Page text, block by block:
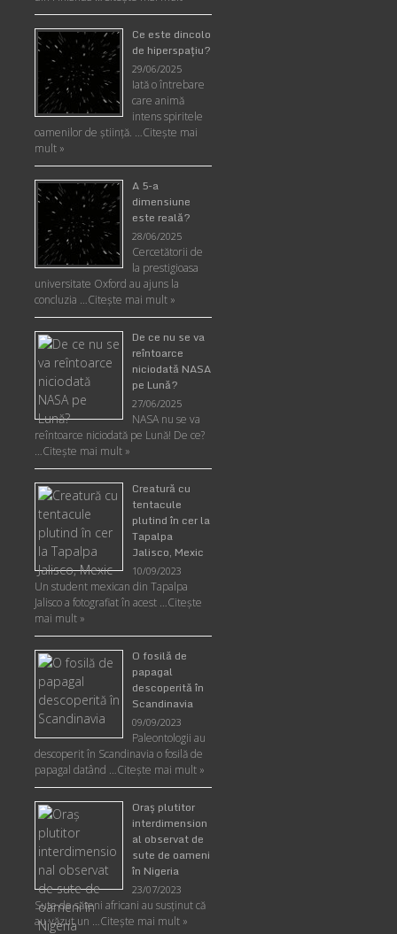
Ce este dincolo
de hiperspaţiu?
29/06/2025
Iată o întrebare
care animă
intens spiritele
oamenilor de ştiinţă. …Citește mai
mult »
A 5-a
dimensiune
este reală?
28/06/2025
Cercetătorii de
la prestigioasa
universitate Oxford au ajuns la
concluzia …Citește mai mult »
De ce nu se va
reîntoarce
niciodată NASA
pe Lună?
27/06/2025
NASA nu se va
reîntoarce niciodată pe Lună! De ce?
…Citește mai mult »
Creatură cu
tentacule
plutind în cer la
Tapalpa
Jalisco, Mexic
10/09/2023
Un student mexican din Tapalpa
Jalisco a fotografiat în acest …Citește
mai mult »
O fosilă de
papagal
descoperită în
Scandinavia
09/09/2023
Paleontologii au
descoperit în Scandinavia o fosilă de
papagal datând …Citește mai mult »
Oraş plutitor
interdimension
al observat de
sute de oameni
în Nigeria
23/07/2023
Sute de săteni africani au susținut că
au văzut un …Citește mai mult »